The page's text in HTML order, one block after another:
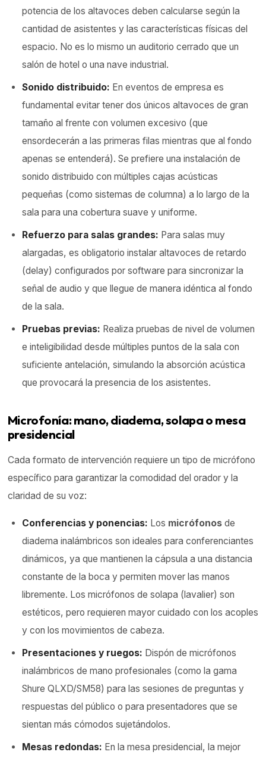
potencia de los altavoces deben calcularse según la
cantidad de asistentes y las características físicas del
espacio. No es lo mismo un auditorio cerrado que un
salón de hotel o una nave industrial.
Sonido distribuido: En eventos de empresa es
fundamental evitar tener dos únicos altavoces de gran
tamaño al frente con volumen excesivo (que
ensordecerán a las primeras filas mientras que al fondo
apenas se entenderá). Se prefiere una instalación de
sonido distribuido con múltiples cajas acústicas
pequeñas (como sistemas de columna) a lo largo de la
sala para una cobertura suave y uniforme.
Refuerzo para salas grandes: Para salas muy
alargadas, es obligatorio instalar altavoces de retardo
(delay) configurados por software para sincronizar la
señal de audio y que llegue de manera idéntica al fondo
de la sala.
Pruebas previas: Realiza pruebas de nivel de volumen
e inteligibilidad desde múltiples puntos de la sala con
suficiente antelación, simulando la absorción acústica
que provocará la presencia de los asistentes.
Microfonía: mano, diadema, solapa o mesa
presidencial
Cada formato de intervención requiere un tipo de micrófono
específico para garantizar la comodidad del orador y la
claridad de su voz:
Conferencias y ponencias: Los micrófonosde
diadema inalámbricos son ideales para conferenciantes
dinámicos, ya que mantienen la cápsula a una distancia
constante de la boca y permiten mover las manos
libremente. Los micrófonos de solapa (lavalier) son
estéticos, pero requieren mayor cuidado con los acoples
y con los movimientos de cabeza.
Presentaciones y ruegos: Dispón de micrófonos
inalámbricos de mano profesionales (como la gama
Shure QLXD/SM58) para las sesiones de preguntas y
respuestas del público o para presentadores que se
sientan más cómodos sujetándolos.
Mesas redondas: En la mesa presidencial, la mejor